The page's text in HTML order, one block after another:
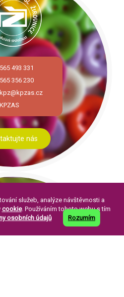
565 493 331
565 356 230
kpz@kpzas.cz
KPZAS
nás
služeb, analýze návštěvnosti a
cookie. Používáním tohoto webu s tím
osobních údajů Rozumím